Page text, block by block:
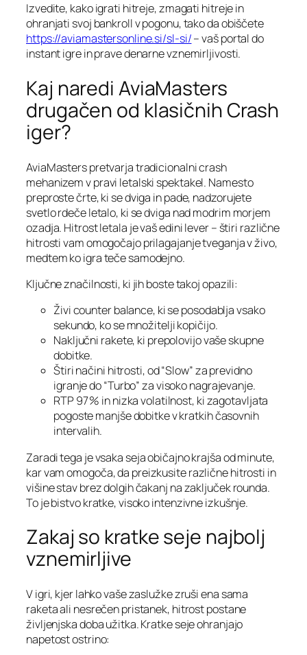
Izvedite, kako igrati hitreje, zmagati hitreje in
ohranjati svoj bankroll v pogonu, tako da obiščete
https://aviamastersonline.si/sl-si/– vaš portal do
instant igre in prave denarne vznemirljivosti.
Kaj naredi AviaMasters
drugačen od klasičnih Crash
iger?
AviaMasters pretvarja tradicionalni crash
mehanizem v pravi letalski spektakel. Namesto
preproste črte, ki se dviga in pade, nadzorujete
svetlo rdeče letalo, ki se dviga nad modrim morjem
ozadja. Hitrost letala je vaš edini lever – štiri različne
hitrosti vam omogočajo prilagajanje tveganja v živo,
medtem ko igra teče samodejno.
Ključne značilnosti, ki jih boste takoj opazili:
Živi counter balance, ki se posodablja vsako
sekundo, ko se množitelji kopičijo.
Naključni rakete, ki prepolovijo vaše skupne
dobitke.
Štiri načini hitrosti, od “Slow” za previdno
igranje do “Turbo” za visoko nagrajevanje.
RTP 97 % in nizka volatilnost, ki zagotavljata
pogoste manjše dobitke v kratkih časovnih
intervalih.
Zaradi tega je vsaka seja običajno krajša od minute,
kar vam omogoča, da preizkusite različne hitrosti in
višine stav brez dolgih čakanj na zaključek rounda.
To je bistvo kratke, visoko intenzivne izkušnje.
Zakaj so kratke seje najbolj
vznemirljive
V igri, kjer lahko vaše zaslužke zruši ena sama
raketa ali nesrečen pristanek, hitrost postane
življenjska doba užitka. Kratke seje ohranjajo
napetost ostrino: